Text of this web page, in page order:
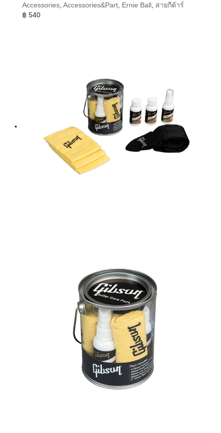
Accessories Accessories&Part Ernie Ball สายกีต้าร์
฿ 540